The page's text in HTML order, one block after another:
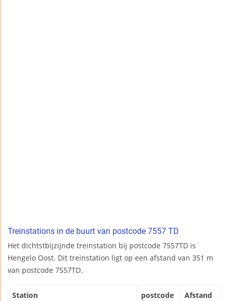
Treinstations in de buurt van postcode 7557 TD
Het dichtstbijzijnde treinstation bij postcode 7557TD is
Hengelo Oost. Dit treinstation ligt op een afstand van 351 m
van postcode 7557TD.
Station postcode Afstand